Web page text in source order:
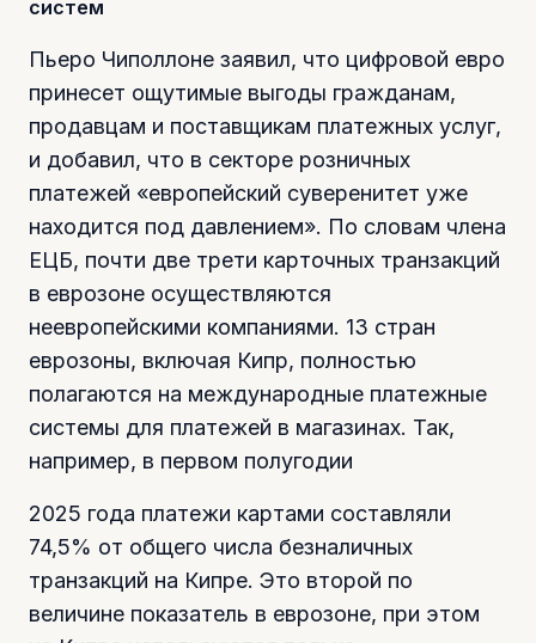
систем
Пьеро Чиполлоне заявил, что цифровой евро
принесет ощутимые выгоды гражданам,
продавцам и поставщикам платежных услуг,
и добавил, что в секторе розничных
платежей «европейский суверенитет уже
находится под давлением». По словам члена
ЕЦБ, почти две трети карточных транзакций
в еврозоне осуществляются
неевропейскими компаниями. 13 стран
еврозоны, включая Кипр, полностью
полагаются на международные платежные
системы для платежей в магазинах. Так,
например, в первом полугодии
2025 года платежи картами составляли
74,5% от общего числа безналичных
транзакций на Кипре. Это второй по
величине показатель в еврозоне, при этом